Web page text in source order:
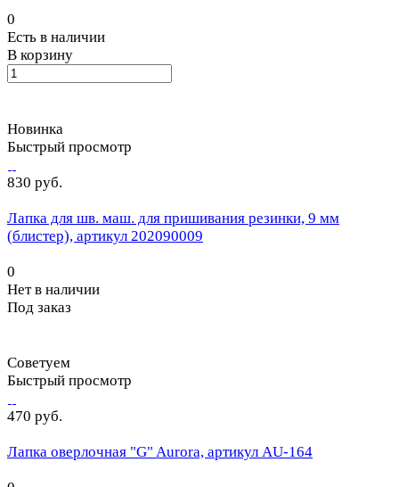
0
Есть в наличии
В корзину
Новинка
Быстрый просмотр
830 руб.
Лапка для шв. маш. для пришивания резинки, 9 мм
(блистер), артикул 202090009
0
Нет в наличии
Под заказ
Советуем
Быстрый просмотр
470 руб.
Лапка оверлочная "G" Aurora, артикул AU-164